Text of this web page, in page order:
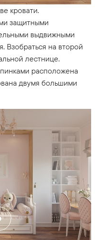
кровати.
защитными
выдвижными
Взобраться на второй
лестнице.
расположена
двумя большими